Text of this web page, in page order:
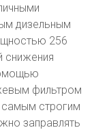
дизельным
256
снижения
фильтром
самым строгим
заправлять